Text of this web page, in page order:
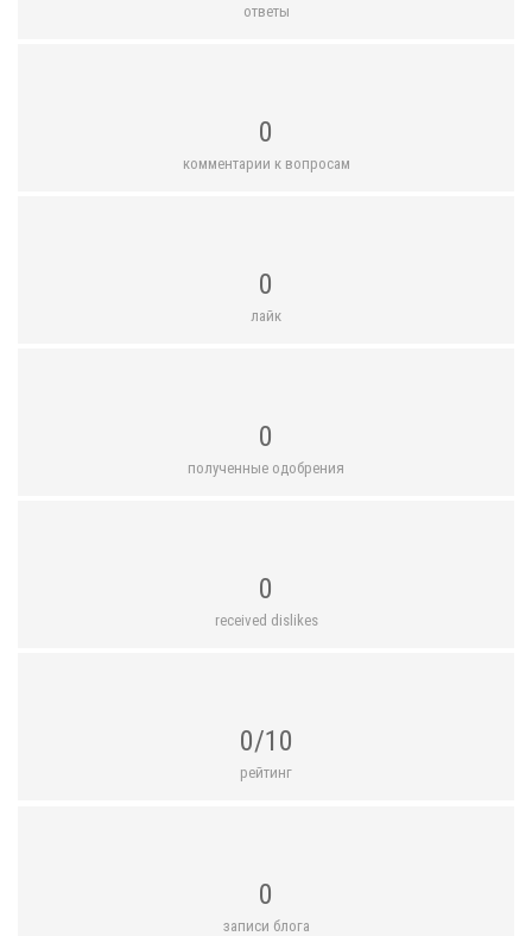
ответы
0
комментарии к вопросам
0
лайк
0
полученные одобрения
0
received dislikes
0/10
рейтинг
0
записи блога